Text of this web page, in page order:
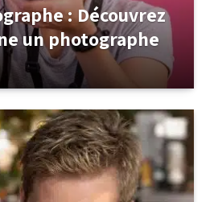
: Découvrez
un photographe